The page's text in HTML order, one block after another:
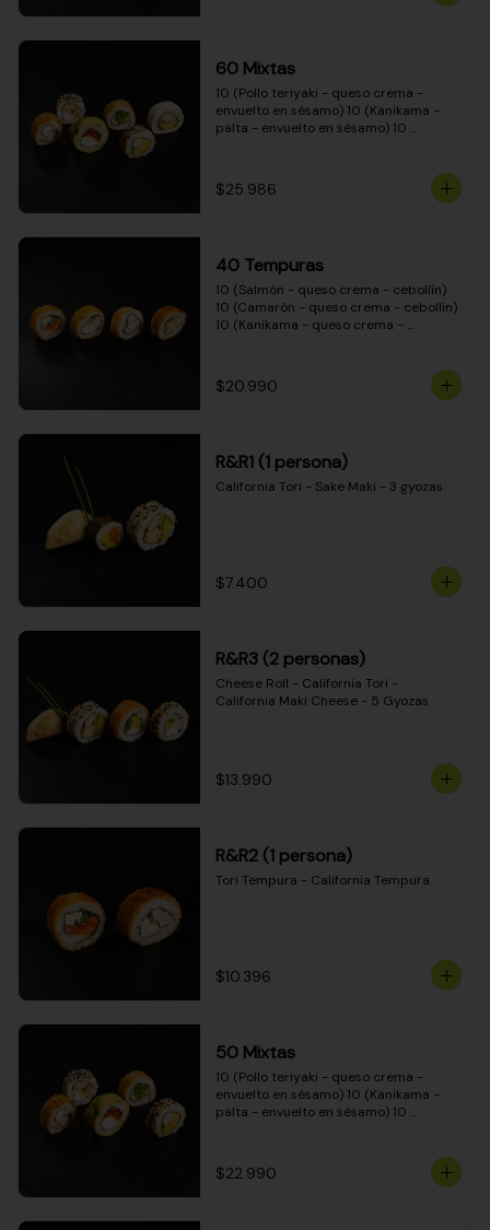
(Pimentón - queso crema - cebollín -
envuelto en masa tempura)
60 Mixtas
10 (Pollo teriyaki - queso crema -
envuelto en sésamo) 10 (Kanikama -
palta - envuelto en sésamo) 10
envuelto en queso crema) 10
(Camarón - queso crema - cebollín -
$25.986
40 Tempuras
10 (Salmón - queso crema - cebollín)
10 (Camarón - queso crema - cebollín)
10 (Kanikama - queso crema -
$20.990
R&R1 (1 persona)
California Tori - Sake Maki - 3 gyozas
$7.400
R&R3 (2 personas)
Cheese Roll - California Tori -
California Maki Cheese - 5 Gyozas
$13.990
R&R2 (1 persona)
Tori Tempura - California Tempura
$10.396
50 Mixtas
10 (Pollo teriyaki - queso crema -
envuelto en sésamo) 10 (Kanikama -
palta - envuelto en sésamo) 10
cebollín - envuelto en masa tempura)
10 (Pimentón - queso crema - cebollín
$22.990